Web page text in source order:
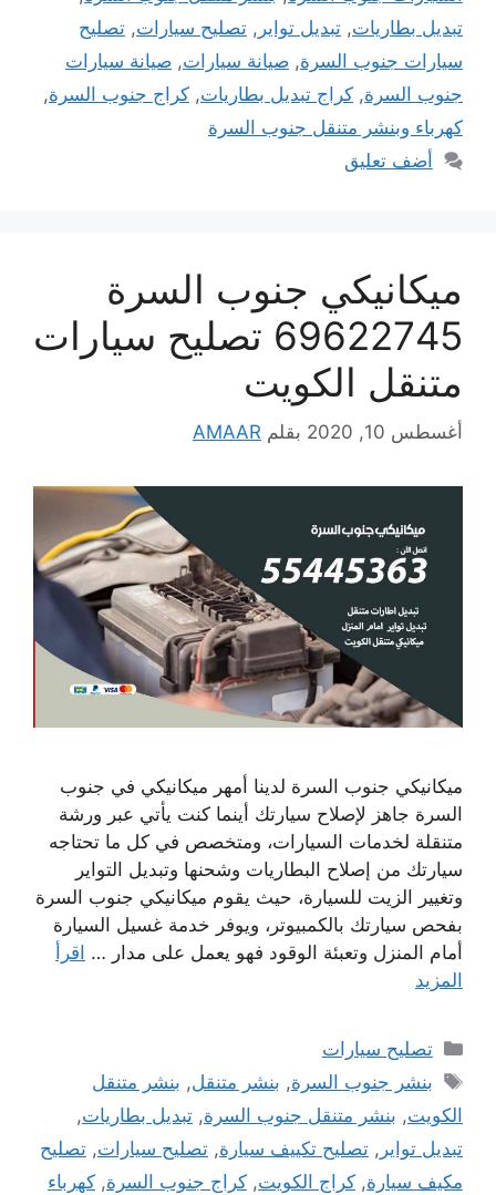
تبديل بطاريات, تبديل تواير , تصليح سيارات, تصليح
سيارات جنوب السرة, صيانة سيارات, صيانة سيارات
جنوب السرة, كراج تبديل بطاريات, كراج جنوب السرة,
كهرباء وبنشر متنقل جنوب السرة
أضف تعليق
ميكانيكي جنوب السرة
69622745 تصليح سيارات
متنقل الكويت
أغسطس 10, 2020 بقلم AMAAR
ميكانيكي جنوب السرة لدينا أمهر ميكانيكي في جنوب
السرة جاهز لإصلاح سيارتك أينما كنت يأتي عبر ورشة
متنقلة لخدمات السيارات، ومتخصص في كل ما تحتاجه
سيارتك من إصلاح البطاريات وشحنها وتبديل التواير
وتغيير الزيت للسيارة، حيث يقوم ميكانيكي جنوب السرة
بفحص سيارتك بالكمبيوتر، ويوفر خدمة غسيل السيارة
أمام المنزل وتعبئة الوقود فهو يعمل على مدار … اقرأ
المزيد
التصنيفات
تصليح سيارات
الوسوم
بنشر جنوب السرة, بنشر متنقل, بنشر متنقل
الكويت, بنشر متنقل جنوب السرة, تبديل بطاريات,
تبديل تواير , تصليح تكييف سيارة, تصليح سيارات, تصليح
مكيف سيارة, كراج الكويت, كراج جنوب السرة, كهرباء